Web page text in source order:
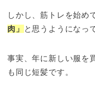
しかし、筋トレを始め
肉」
と思うようになっ
事実、年に新しい服を
も同じ短髪です。